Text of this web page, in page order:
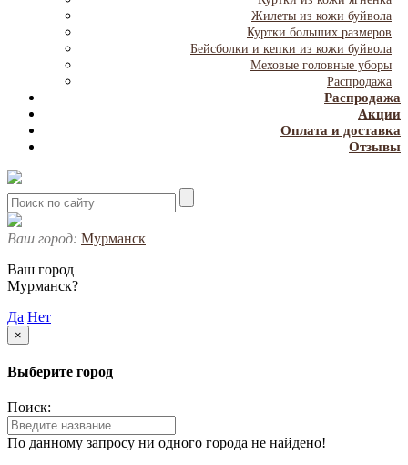
Жилеты из кожи буйвола
Куртки больших размеров
Бейсболки и кепки из кожи буйвола
Меховые головные уборы
Распродажа
Распродажа
Акции
Оплата и доставка
Отзывы
Ваш город: Мурманск
Ваш город
Мурманск?
Да Нет
×
Выберите город
Поиск:
По данному запросу ни одного города не найдено!